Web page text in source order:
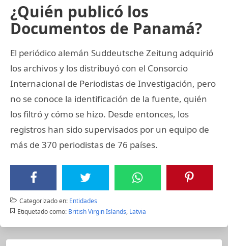
¿Quién publicó los
Documentos de Panamá?
El periódico alemán Suddeutsche Zeitung adquirió
los archivos y los distribuyó con el Consorcio
Internacional de Periodistas de Investigación, pero
no se conoce la identificación de la fuente, quién
los filtró y cómo se hizo. Desde entonces, los
registros han sido supervisados por un equipo de
más de 370 periodistas de 76 países.
Categorizado en: Entidades
Etiquetado como: British Virgin Islands, Latvia